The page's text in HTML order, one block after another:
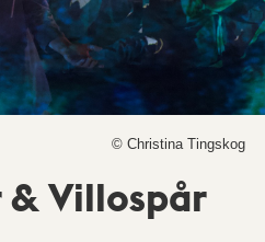
© Christina Tingskog
Villospår